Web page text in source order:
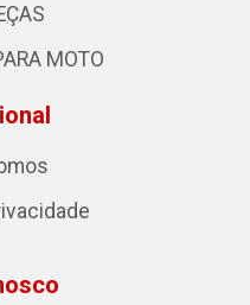
MOTO